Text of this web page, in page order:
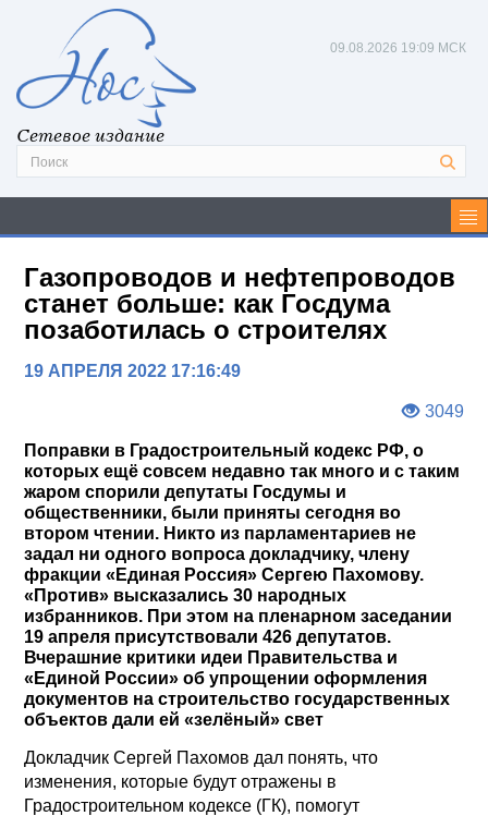
Сетевое издание
09.08.2026 19:09 МСК
Газопроводов и нефтепроводов
станет больше: как Госдума
позаботилась о строителях
19 АПРЕЛЯ 2022 17:16:49
3049
Поправки в Градостроительный кодекс РФ, о
которых ещё совсем недавно так много и с таким
жаром спорили депутаты Госдумы и
общественники, были приняты сегодня во
втором чтении. Никто из парламентариев не
задал ни одного вопроса докладчику, члену
фракции «Единая Россия» Сергею Пахомову.
«Против» высказались 30 народных
избранников. При этом на пленарном заседании
19 апреля присутствовали 426 депутатов.
Вчерашние критики идеи Правительства и
«Единой России» об упрощении оформления
документов на строительство государственных
объектов дали ей «зелёный» свет
Докладчик Сергей Пахомов дал понять, что
изменения, которые будут отражены в
Градостроительном кодексе (ГК), помогут